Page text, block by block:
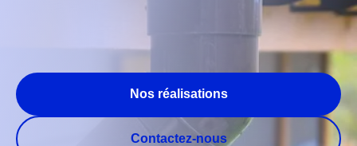
Nos réalisations
Contactez-nous